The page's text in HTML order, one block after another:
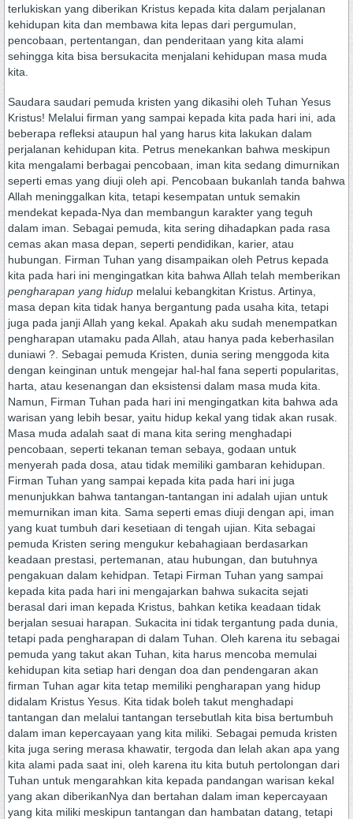
terlukiskan yang diberikan Kristus kepada kita dalam perjalanan
kehidupan kita dan membawa kita lepas dari pergumulan,
pencobaan, pertentangan, dan penderitaan yang kita alami
sehingga kita bisa bersukacita menjalani kehidupan masa muda
kita.
Saudara saudari pemuda kristen yang dikasihi oleh Tuhan Yesus
Kristus! Melalui firman yang sampai kepada kita pada hari ini, ada
beberapa refleksi ataupun hal yang harus kita lakukan dalam
perjalanan kehidupan kita. Petrus menekankan bahwa meskipun
kita mengalami berbagai pencobaan, iman kita sedang dimurnikan
seperti emas yang diuji oleh api. Pencobaan bukanlah tanda bahwa
Allah meninggalkan kita, tetapi kesempatan untuk semakin
mendekat kepada-Nya dan membangun karakter yang teguh
dalam iman. Sebagai pemuda, kita sering dihadapkan pada rasa
cemas akan masa depan, seperti pendidikan, karier, atau
hubungan. Firman Tuhan yang disampaikan oleh Petrus kepada
kita pada hari ini mengingatkan kita bahwa Allah telah memberikan
pengharapan yang hidup melalui kebangkitan Kristus. Artinya,
masa depan kita tidak hanya bergantung pada usaha kita, tetapi
juga pada janji Allah yang kekal. Apakah aku sudah menempatkan
pengharapan utamaku pada Allah, atau hanya pada keberhasilan
duniawi ?. Sebagai pemuda Kristen, dunia sering menggoda kita
dengan keinginan untuk mengejar hal-hal fana seperti popularitas,
harta, atau kesenangan dan eksistensi dalam masa muda kita.
Namun, Firman Tuhan pada hari ini mengingatkan kita bahwa ada
warisan yang lebih besar, yaitu hidup kekal yang tidak akan rusak.
Masa muda adalah saat di mana kita sering menghadapi
pencobaan, seperti tekanan teman sebaya, godaan untuk
menyerah pada dosa, atau tidak memiliki gambaran kehidupan.
Firman Tuhan yang sampai kepada kita pada hari ini juga
menunjukkan bahwa tantangan-tantangan ini adalah ujian untuk
memurnikan iman kita. Sama seperti emas diuji dengan api, iman
yang kuat tumbuh dari kesetiaan di tengah ujian. Kita sebagai
pemuda Kristen sering mengukur kebahagiaan berdasarkan
keadaan prestasi, pertemanan, atau hubungan, dan butuhnya
pengakuan dalam kehidpan. Tetapi Firman Tuhan yang sampai
kepada kita pada hari ini mengajarkan bahwa sukacita sejati
berasal dari iman kepada Kristus, bahkan ketika keadaan tidak
berjalan sesuai harapan. Sukacita ini tidak tergantung pada dunia,
tetapi pada pengharapan di dalam Tuhan. Oleh karena itu sebagai
pemuda yang takut akan Tuhan, kita harus mencoba memulai
kehidupan kita setiap hari dengan doa dan pendengaran akan
firman Tuhan agar kita tetap memiliki pengharapan yang hidup
didalam Kristus Yesus. Kita tidak boleh takut menghadapi
tantangan dan melalui tantangan tersebutlah kita bisa bertumbuh
dalam iman kepercayaan yang kita miliki. Sebagai pemuda kristen
kita juga sering merasa khawatir, tergoda dan lelah akan apa yang
kita alami pada saat ini, oleh karena itu kita butuh pertolongan dari
Tuhan untuk mengarahkan kita kepada pandangan warisan kekal
yang akan diberikanNya dan bertahan dalam iman kepercayaan
yang kita miliki meskipun tantangan dan hambatan datang, tetapi